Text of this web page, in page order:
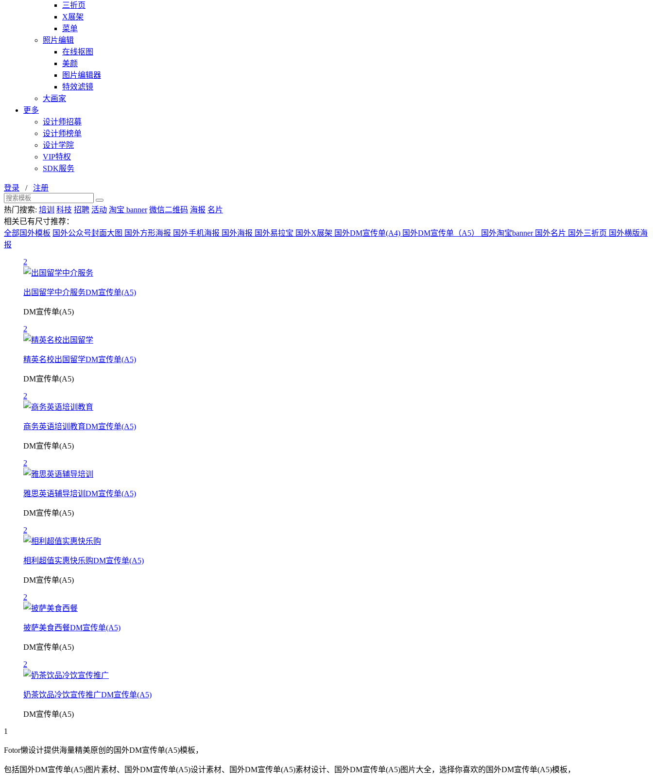
三折页
X展架
菜单
照片编辑
在线抠图
美颜
图片编辑器
特效滤镜
大画家
更多
设计师招募
设计师榜单
设计学院
VIP特权
SDK服务
登录 / 注册
热门搜索: 培训 科技 招聘 活动 淘宝 banner 微信二维码 海报 名片
相关已有尺寸推荐：
全部国外模板 国外公众号封面大图 国外方形海报 国外手机海报 国外海报 国外易拉宝 国外X展架 国外DM宣传单(A4) 国外DM宣传单（A5） 国外淘宝banner 国外名片 国外三折页 国外横版海
报
2
出国留学中介服务DM宣传单(A5)
DM宣传单(A5)
2
精英名校出国留学DM宣传单(A5)
DM宣传单(A5)
2
商务英语培训教育DM宣传单(A5)
DM宣传单(A5)
2
雅思英语辅导培训DM宣传单(A5)
DM宣传单(A5)
2
相利超值实惠快乐购DM宣传单(A5)
DM宣传单(A5)
2
披萨美食西餐DM宣传单(A5)
DM宣传单(A5)
2
奶茶饮品冷饮宣传推广DM宣传单(A5)
DM宣传单(A5)
1
Fotor懒设计提供海量精美原创的 国外DM宣传单(A5)模板，
包括国外DM宣传单(A5)图片素材、 国外DM宣传单(A5)设计素材、 国外DM宣传单(A5)素材设计、 国外DM宣传单(A5)图片大全，选择你喜欢的 国外DM宣传单(A5)模板，